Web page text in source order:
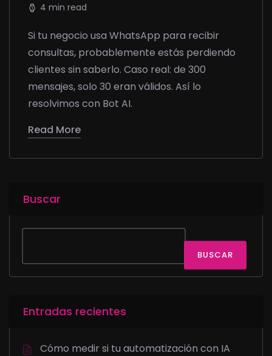
4 min read
Si tu negocio usa WhatsApp para recibir
consultas, probablemente estás perdiendo
clientes sin saberlo. Caso real: de 300
mensajes, solo 30 eran válidos. Así lo
resolvimos con Bot AI.
Read More
Buscar
BUSCAR
Entradas recientes
Cómo medir si tu automatización con IA